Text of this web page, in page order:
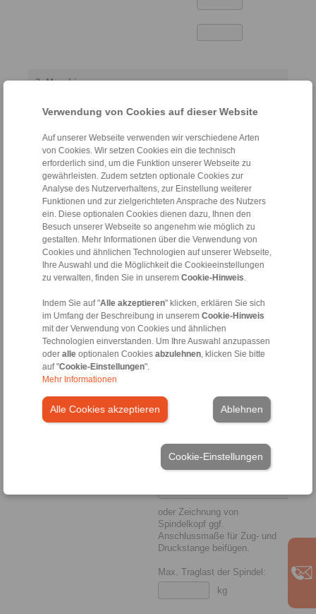
Verwendung von Cookies auf dieser Website
Auf unserer Webseite verwenden wir verschiedene Arten
von Cookies. Wir setzen Cookies ein die technisch
erforderlich sind, um die Funktion unserer Webseite zu
gewährleisten. Zudem setzten optionale Cookies zur
Analyse des Nutzerverhaltens, zur Einstellung weiterer
Funktionen und zur zielgerichteten Ansprache des Nutzers
ein. Diese optionalen Cookies dienen dazu, Ihnen den
Besuch unserer Webseite so angenehm wie möglich zu
gestalten. Mehr Informationen über die Verwendung von
Cookies und ähnlichen Technologien auf unserer Webseite,
Ihre Auswahl und die Möglichkeit die Cookieeinstellungen
zu verwalten, finden Sie in unserem Cookie-Hinweis
Indem Sie auf "Alle akzeptieren" klicken, erklären Sie sich
im Umfang der Beschreibung in unserem Cookie-Hinweis
mit der Verwendung von Cookies und ähnlichen
Technologien einverstanden. Um Ihre Auswahl anzupassen
oder alleoptionalen Cookies abzulehnen, klicken Sie bitte
auf "Cookie-Einstellungen".
Mehr Informationen
Alle Cookies akzeptieren Ablehnen
Cookie-Einstellungen
3. Maschine
Maschinenhersteller und
Bezeichnung:
Werkzeugachse:
Horizontal
Vertikal
Aufnahme der
Spannwerkzeuge:
an Flansch
über Aufnahmekegel
Reitstock mit Spitze:
Normbezeichnung von
Spindelflansch und
Aufnahmekegel:
oder Zeichnung von
Spindelkopf ggf.
Anschlussmaße für Zug- und
Druckstange beifügen.
Max. Traglast der Spindel:
kg